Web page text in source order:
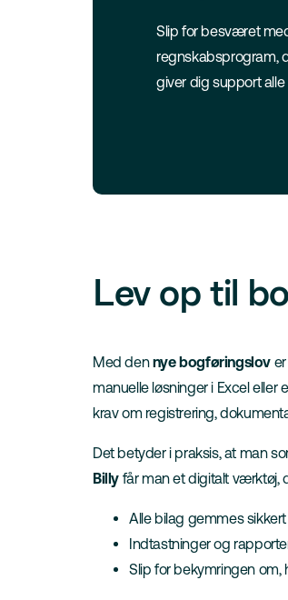
Slip for besværet
regnskabsprogram,
giver dig support
Lev op til
Med dennye bogføringslov
manuelle løsninger i Excel eller
krav om registrering,
Det betyder i praksis, at man
Billy får man et digitalt værktøj,
Alle bilag gemmes
Indtastninger og
Slip for bekymringen om,